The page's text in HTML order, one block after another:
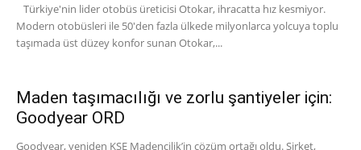
Türkiye'nin lider otobüs üreticisi Otokar, ihracatta hız kesmiyor.
Modern otobüsleri ile 50'den fazla ülkede milyonlarca yolcuya toplu
taşımada üst düzey konfor sunan Otokar,...
Maden taşımacılığı ve zorlu şantiyeler için:
Goodyear ORD
Goodyear, yeniden KSE Madencilik’in çözüm ortağı oldu. Şirket,